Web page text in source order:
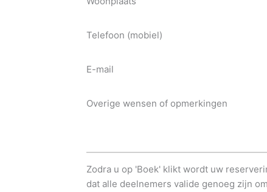
Telefoon (mobiel)
E-mail
Overige wensen of opmerkingen
Zodra u op 'Boek' klikt wordt uw
dat alle deelnemers valide genoeg zijn